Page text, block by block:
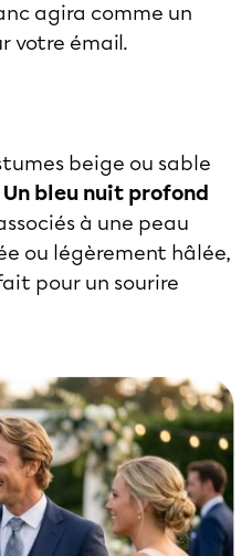
agira comme un
votre émail.
beige ou sable
Un bleu nuit profond
à une peau
ou légèrement hâlée,
pour un sourire